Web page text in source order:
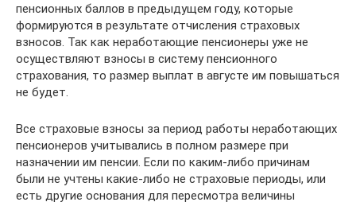
пенсионных баллов в предыдущем году, которые
формируются в результате отчисления страховых
взносов. Так как неработающие пенсионеры уже не
осуществляют взносы в систему пенсионного
страхования, то размер выплат в августе им повышаться
не будет.
Все страховые взносы за период работы неработающих
пенсионеров учитывались в полном размере при
назначении им пенсии. Если по каким-либо причинам
были не учтены какие-либо не страховые периоды, или
есть другие основания для пересмотра величины